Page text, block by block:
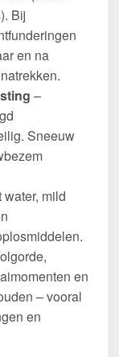
Bij
en na
–
Sneeuw
mild
en
– vooral
en